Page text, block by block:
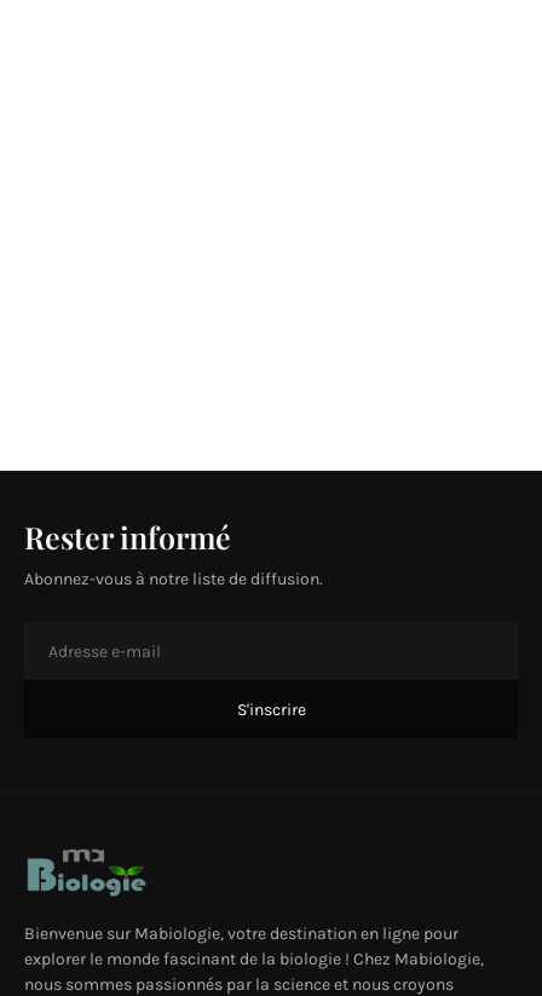
Rester informé
Abonnez-vous à notre liste de diffusion.
Bienvenue sur Mabiologie, votre destination en ligne pour
explorer le monde fascinant de la biologie ! Chez Mabiologie,
nous sommes passionnés par la science et nous croyons